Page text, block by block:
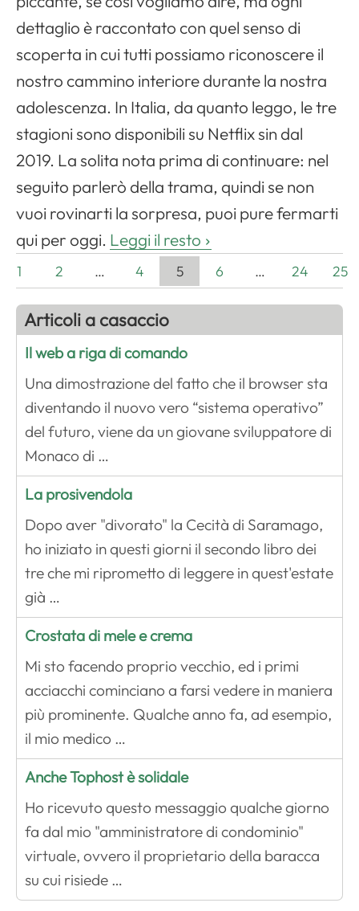
dettaglio è raccontato con quel senso di
scoperta in cui tutti possiamo riconoscere il
nostro cammino interiore durante la nostra
adolescenza. In Italia, da quanto leggo, le tre
stagioni sono disponibili su Netflix sin dal
2019. La solita nota prima di continuare: nel
seguito parlerò della trama, quindi se non
vuoi rovinarti la sorpresa, puoi pure fermarti
qui per oggi. Leggi il resto
1 2 … 4 5 6 … 24 25
Articoli a casaccio
Il web a riga di comando
Una dimostrazione del fatto che il browser sta
diventando il nuovo vero “sistema operativo”
del futuro, viene da un giovane sviluppatore di
Monaco di …
La prosivendola
Dopo aver "divorato" la Cecità di Saramago,
ho iniziato in questi giorni il secondo libro dei
tre che mi riprometto di leggere in quest'estate
già …
Crostata di mele e crema
Mi sto facendo proprio vecchio, ed i primi
acciacchi cominciano a farsi vedere in maniera
più prominente. Qualche anno fa, ad esempio,
il mio medico …
Anche Tophost è solidale
Ho ricevuto questo messaggio qualche giorno
fa dal mio "amministratore di condominio"
virtuale, ovvero il proprietario della baracca
su cui risiede …